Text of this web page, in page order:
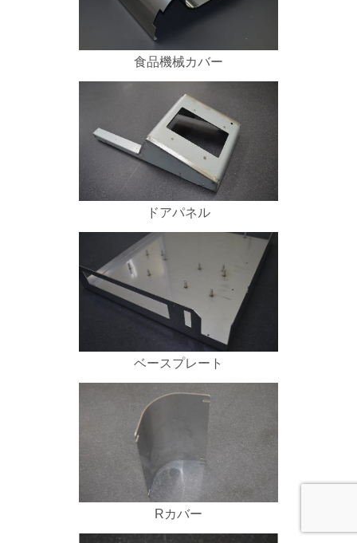
食品機械カバー
ドアパネル
ベースプレート
Rカバー